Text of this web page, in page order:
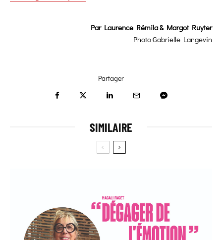
Par Laurence Rémila & Margot Ruyter
Photo Gabrielle Langevin
Partager
SIMILAIRE